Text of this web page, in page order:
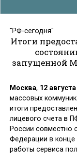
"РФ-сегодня"
Итоги
запущенной
Москва, 12
массовых
итоги
лицевого счета в
России совместно
Федерации в конце
работы сервиса